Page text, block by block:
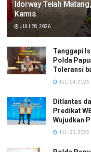
Idorway Telah
Kamis
JULI 28, 2026
Tanggapi
Polda
Toleransi
JULI 24, 2026
Ditlantas
Predikat
Wujudkan
JULI 23, 2026